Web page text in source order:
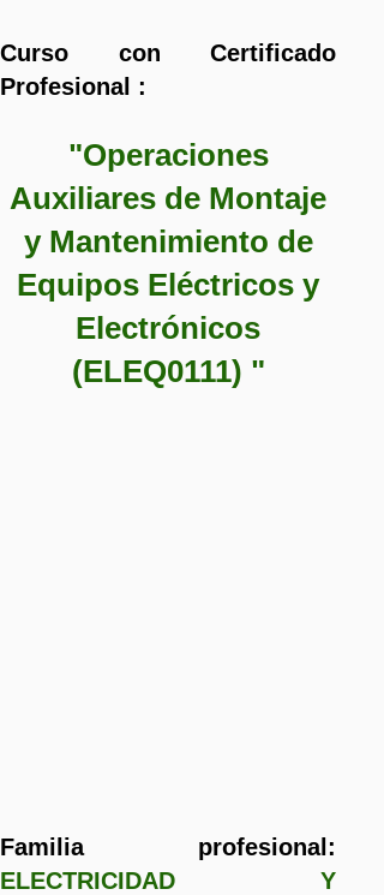
Curso con Certificado
Profesional :
"Operaciones
Auxiliares de Montaje
y Mantenimiento de
Equipos Eléctricos y
Electrónicos
(ELEQ0111) "
Familia profesional:
ELECTRICIDAD Y